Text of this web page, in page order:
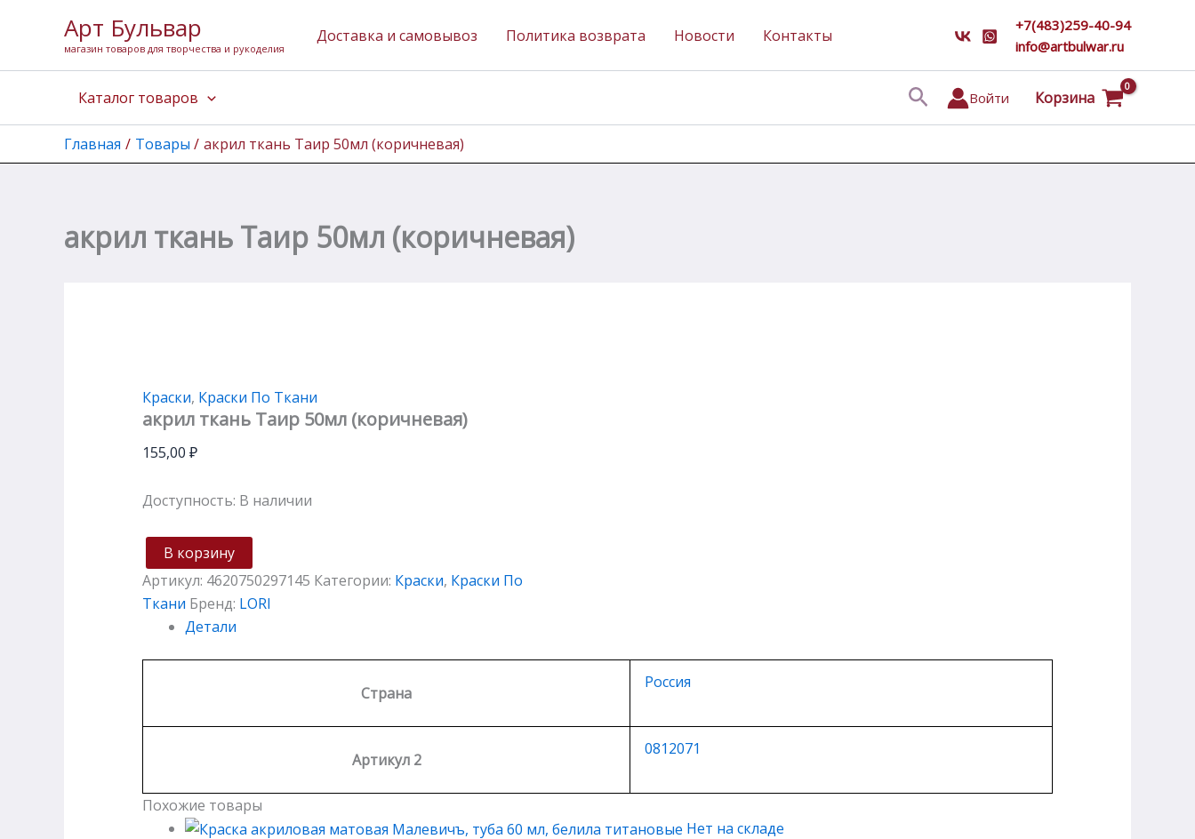
содержимому
Арт Бульвар
магазин товаров для творчества и рукоделия
Доставка и самовывоз Политика возврата Новости Контакты
+7(483)259-40-94
info@artbulwar.ru
Каталог товаров ПоискВойти Корзина
Главная Товары акрил ткань Таир 50мл (коричневая)
акрил ткань Таир 50мл (коричневая)
Краски, Краски По Ткани
акрил ткань Таир 50мл (коричневая)
155,00 ₽
Доступность: В наличии
товара
акрил
50мл
В корзину
Артикул: 4620750297145 Категории: Краски, Краски По
Ткани Бренд: LORI
Детали
Страна
Россия
Артикул 2
0812071
Похожие товары
Нет на складе